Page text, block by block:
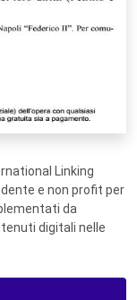
Linking
e non profit per
da
digitali nelle